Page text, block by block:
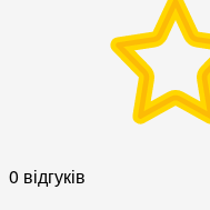
0 відгуків